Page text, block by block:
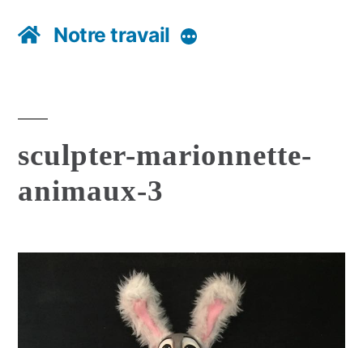
Notre travail Plus
sculpter-marionnette-
animaux-3